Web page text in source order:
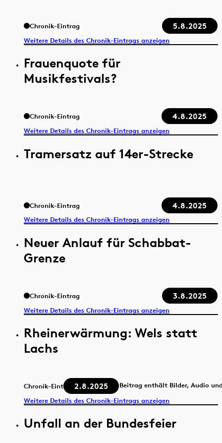
Chronik-Eintrag 5.8.2025
Weitere Details des Chronik-Eintrags anzeigen
Frauenquote für
Musikfestivals?
Chronik-Eintrag 4.8.2025
Weitere Details des Chronik-Eintrags anzeigen
Tramersatz auf 14er-Strecke
Chronik-Eintrag 4.8.2025
Weitere Details des Chronik-Eintrags anzeigen
Neuer Anlauf für Schabbat-
Grenze
Chronik-Eintrag 3.8.2025
Weitere Details des Chronik-Eintrags anzeigen
Rheinerwärmung: Wels statt
Lachs
Chronik-Eintrag 2.8.2025
Beitrag enthält Bilder, Audio
Weitere Details des Chronik-Eintrags anzeigen
Unfall an der Bundesfeier